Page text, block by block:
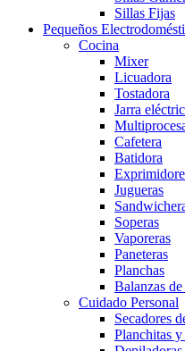
Sillas Fijas
Pequeños
Cocina
Mixer
Licuadora
Tostadora
Jarra
Cafetera
Batidora
Jugueras
Soperas
Vaporeras
Paneteras
Planchas
Balanzas
Cuidado Personal
Secadores
Planchitas